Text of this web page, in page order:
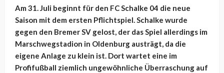
Am 31. Juli beginnt für den FC Schalke 04 die neue
Saison mit dem ersten Pflichtspiel. Schalke wurde
gegen den Bremer SV gelost, der das Spiel allerdings im
Marschwegstadion in Oldenburg austrägt, da die
eigene Anlage zu klein ist. Dort wartet eine im
Profifußball ziemlich ungewöhnliche Überraschung auf